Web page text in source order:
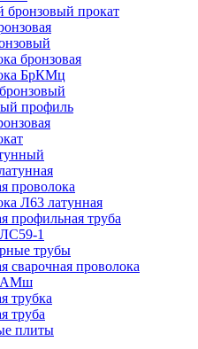
бронзовый прокат
бронзовая
БрКМц
профиль
проволока
Л63 латунная
профильная труба
1
трубы
сварочная проволока
трубка
труба
плиты